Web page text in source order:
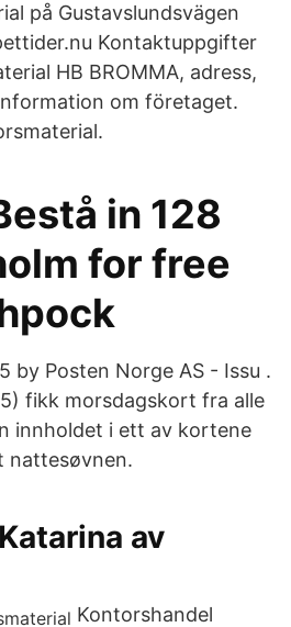
på Gustavslundsvägen
Kontaktuppgifter
HB BROMMA, adress,
om företaget.
in 128
for free
by Posten Norge AS - Issu .
fikk morsdagskort fra alle
innholdet i ett av kortene
nattesøvnen.
av
Kontorshandel